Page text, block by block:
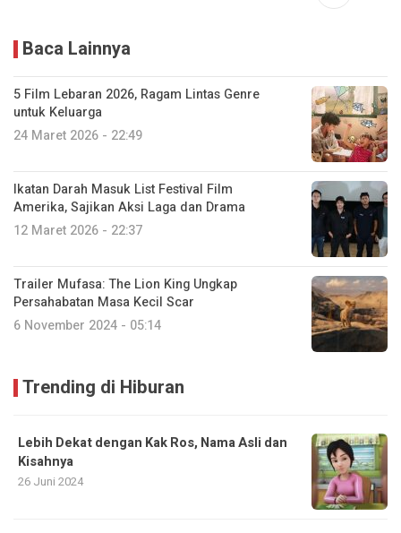
Baca Lainnya
5 Film Lebaran 2026, Ragam Lintas Genre
untuk Keluarga
24 Maret 2026 - 22:49
Ikatan Darah Masuk List Festival Film
Amerika, Sajikan Aksi Laga dan Drama
12 Maret 2026 - 22:37
Trailer Mufasa: The Lion King Ungkap
Persahabatan Masa Kecil Scar
6 November 2024 - 05:14
Trending di Hiburan
Lebih Dekat dengan Kak Ros, Nama Asli dan
Kisahnya
26 Juni 2024